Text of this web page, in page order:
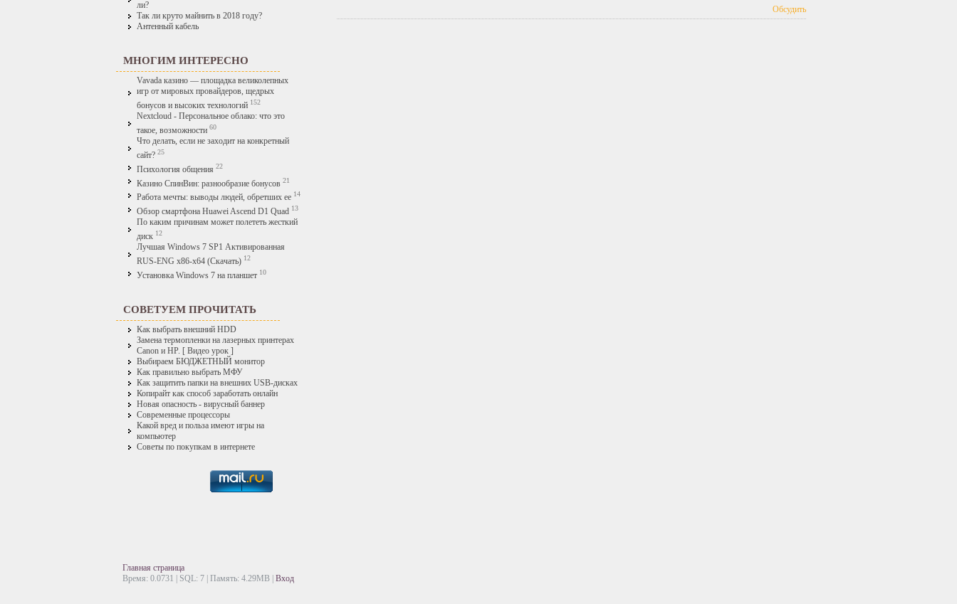
ли?
Так ли круто майнить в 2018 году?
Антенный кабель
МНОГИМ ИНТЕРЕСНО
Vavada казино — площадка великолепных
игр от мировых провайдеров, щедрых
бонусов и высоких технологий 152
Nextcloud - Персональное облако: что это
такое, возможности 60
Что делать, если не заходит на конкретный
сайт? 25
Психология общения 22
Казино СпинВин: разнообразие бонусов 21
Работа мечты: выводы людей, обретших ее 14
Обзор смартфона Huawei Ascend D1 Quad 13
По каким причинам может полететь жесткий
диск 12
Лучшая Windows 7 SP1 Активированная
RUS-ENG x86-x64 (Скачать) 12
Установка Windows 7 на планшет 10
СОВЕТУЕМ ПРОЧИТАТЬ
Как выбрать внешний HDD
Замена термопленки на лазерных принтерах
Canon и HP. [ Видео урок ]
Выбираем БЮДЖЕТНЫЙ монитор
Как правильно выбрать МФУ
Как защитить папки на внешних USB-дисках
Копирайт как способ заработать онлайн
Новая опасность - вирусный баннер
Современные процессоры
Какой вред и польза имеют игры на
компьютер
Советы по покупкам в интернете
Обсудить
Главная страница
Время: 0.0731 | SQL: 7 | Память: 4.29MB Вход